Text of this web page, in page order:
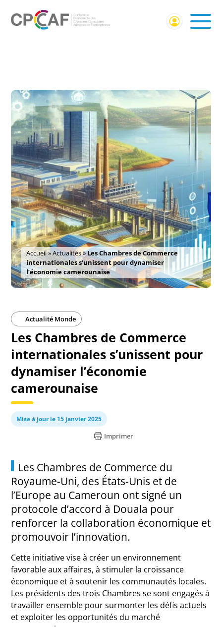
Accueil»Actualités»Les Chambres de Commerce
internationales s’unissent pour dynamiser
l’économie camerounaise
Actualité Monde
Les Chambres de Commerce
internationales s’unissent pour
dynamiser l’économie
camerounaise
Mise à jour le 15 janvier 2025
Imprimer
Les Chambres de Commerce du
Royaume-Uni, des États-Unis et de
l’Europe au Cameroun ont signé un
protocole d’accord à Douala pour
renforcer la collaboration économique et
promouvoir l’innovation.
Cette initiative vise à créer un environnement
favorable aux affaires, à stimuler la croissance
économique et à soutenir les communautés locales.
Les présidents des trois Chambres se sont engagés à
travailler ensemble pour surmonter les défis actuels
et exploiter les opportunités du marché